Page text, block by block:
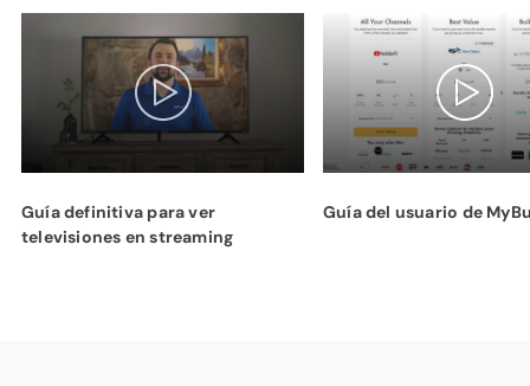
Guía definitiva para ver
televisiones en streaming
Guía del usuario de